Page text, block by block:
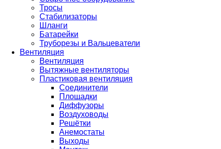
Тросы
Стабилизаторы
Шланги
Батарейки
Труборезы и Вальцеватели
Вентиляция
Вентиляция
Вытяжные вентиляторы
Пластиковая вентиляция
Соединители
Площадки
Диффузоры
Воздуховоды
Решётки
Анемостаты
Выходы